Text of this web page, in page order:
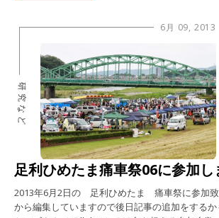
6月 09, 2013
研究など
足利ひめたま痛車祭06に参加し
2013年6月2日の 足利ひめたま 痛車祭に参加
から編集していますので後日記事の追加をするか